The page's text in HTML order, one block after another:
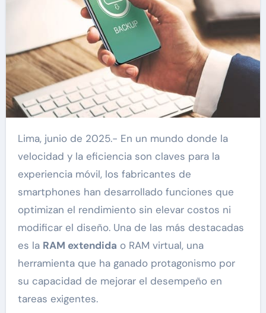
Lima, junio de 2025.- En un mundo donde la
velocidad y la eficiencia son claves para la
experiencia móvil, los fabricantes de
smartphones han desarrollado funciones que
optimizan el rendimiento sin elevar costos ni
modificar el diseño. Una de las más destacadas
es la RAM extendida o RAM virtual, una
herramienta que ha ganado protagonismo por
su capacidad de mejorar el desempeño en
tareas exigentes.